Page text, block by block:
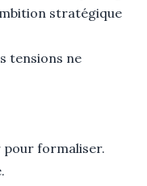
stratégique
tensions ne
pour formaliser.